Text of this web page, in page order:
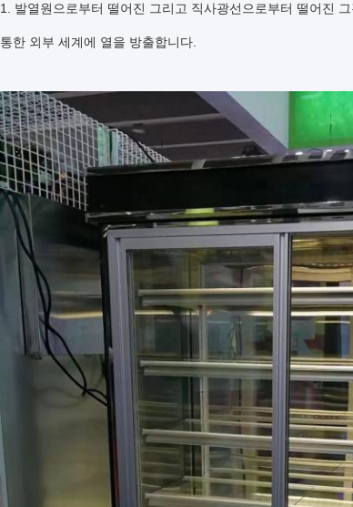
1. 발열원으로부터 떨어진 그리고 직사광선으로부터 떨어진
통한 외부 세계에 열을 방출합니다.